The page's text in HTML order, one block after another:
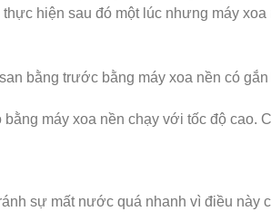
hiện sau đó một lúc nhưng máy
bằng trước bằng máy xoa nền có
máy xoa nền chạy với tốc độ cao.
sự mất nước quá nhanh vì điều này